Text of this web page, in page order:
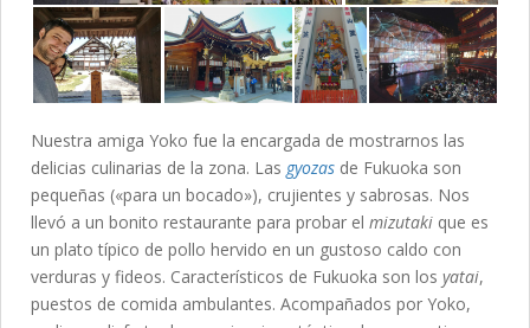
Nuestra amiga Yoko fue la encargada de mostrarnos las
delicias culinarias de la zona. Las gyozas de Fukuoka son
pequeñas («para un bocado»), crujientes y sabrosas. Nos
llevó a un bonito restaurante para probar el mizutaki que es
un plato típico de pollo hervido en un gustoso caldo con
verduras y fideos. Característicos de Fukuoka son los yatai,
puestos de comida ambulantes. Acompañados por Yoko,